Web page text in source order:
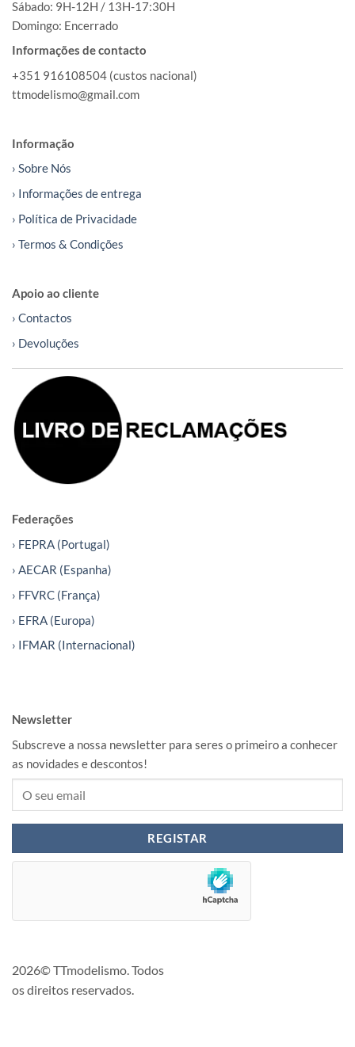
Sábado: 9H-12H / 13H-17:30H
Domingo: Encerrado
Informações de contacto
+351 916108504 (custos nacional)
ttmodelismo@gmail.com
Informação
› Sobre Nós
› Informações de entrega
› Política de Privacidade
› Termos & Condições
Apoio ao cliente
› Contactos
› Devoluções
Federações
› FEPRA (Portugal)
› AECAR (Espanha)
› FFVRC (França)
› EFRA (Europa)
› IFMAR (Internacional)
Newsletter
Subscreve a nossa newsletter para seres o primeiro a conhecer
as novidades e descontos!
2026© TTmodelismo. Todos
os direitos reservados.